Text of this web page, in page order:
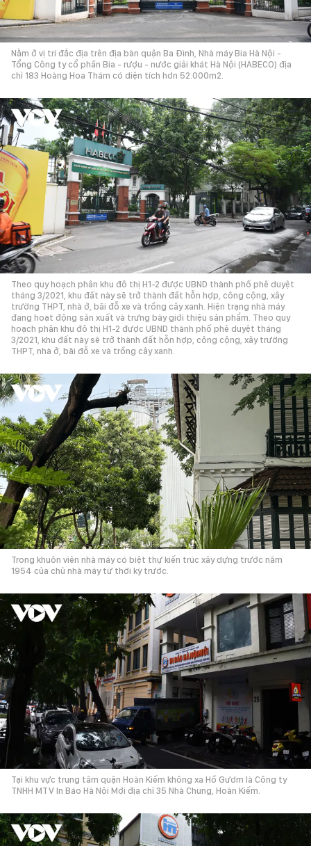
Nằm ở vị trí đắc địa trên địa bàn quận Ba Đình, Nhà máy Bia Hà Nội -
Tổng Công ty cổ phần Bia - rượu - nước giải khát Hà Nội (HABECO) địa
chỉ 183 Hoàng Hoa Thám có diện tích hơn 52.000m2.
Theo quy hoạch phân khu đô thị H1-2 được UBND thành phố phê duyệt
tháng 3/2021, khu đất này sẽ trở thành đất hỗn hợp, công cộng, xây
trường THPT, nhà ở, bãi đỗ xe và trồng cây xanh. Hiện trạng nhà máy
đang hoạt động sản xuất và trưng bày giới thiệu sản phẩm. Theo quy
hoạch phân khu đô thị H1-2 được UBND thành phố phê duyệt tháng
3/2021, khu đất này sẽ trở thành đất hỗn hợp, công cộng, xây trường
THPT, nhà ở, bãi đỗ xe và trồng cây xanh.
Trong khuôn viên nhà máy có biệt thự kiến trúc xây dựng trước năm
1954 của chủ nhà máy từ thời kỳ trước.
Tại khu vực trung tâm quận Hoàn Kiếm không xa Hồ Gươm là Công ty
TNHH MTV In Báo Hà Nội Mới địa chỉ 35 Nhà Chung, Hoàn Kiếm.